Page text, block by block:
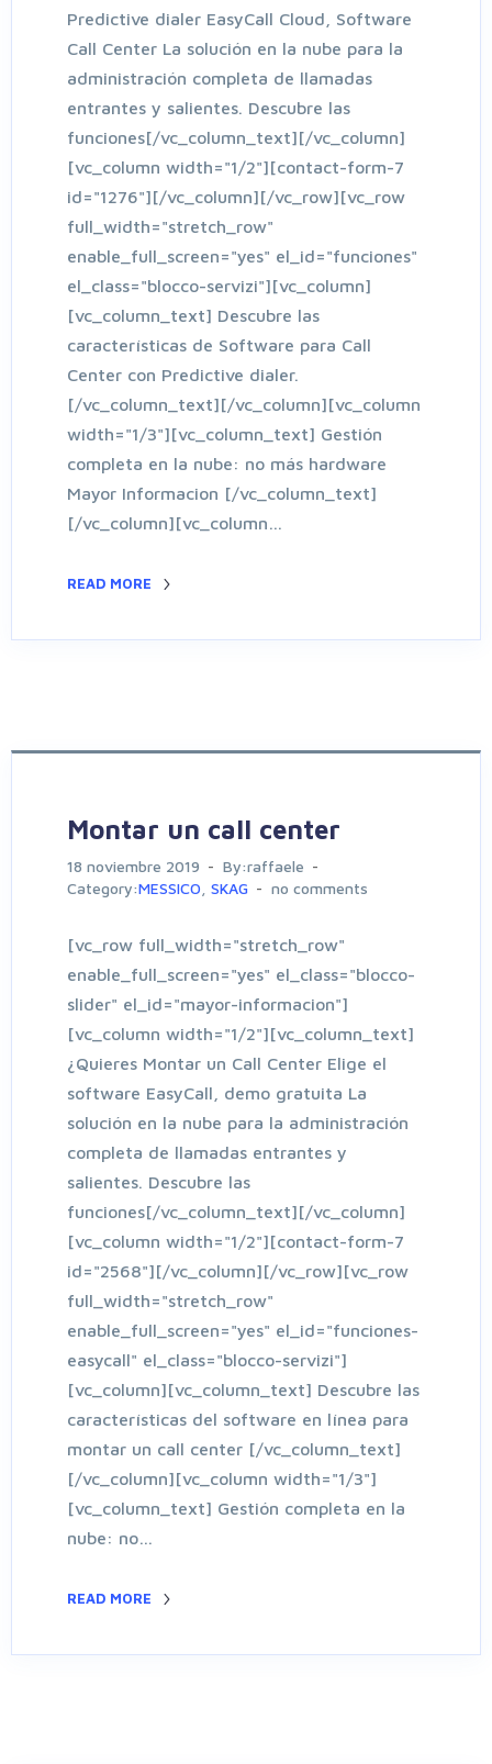
Predictive dialer EasyCall Cloud, Software
Call Center La solución en la nube para la
administración completa de llamadas
entrantes y salientes. Descubre las
funciones[/vc_column_text][/vc_column]
[vc_column width="1/2"][contact-form-7
id="1276"][/vc_column][/vc_row][vc_row
full_width="stretch_row"
enable_full_screen="yes" el_id="funciones"
el_class="blocco-servizi"][vc_column]
[vc_column_text] Descubre las
características de Software para Call
Center con Predictive dialer.
[/vc_column_text][/vc_column][vc_column
width="1/3"][vc_column_text] Gestión
completa en la nube: no más hardware
Mayor Informacion [/vc_column_text]
[/vc_column][vc_column…
READ MORE
Montar un call center
18 noviembre 2019
By:raffaele
Category:MESSICO SKAG no comments
[vc_row full_width="stretch_row"
enable_full_screen="yes" el_class="blocco-
slider" el_id="mayor-informacion"]
[vc_column width="1/2"][vc_column_text]
¿Quieres Montar un Call Center Elige el
software EasyCall, demo gratuita La
solución en la nube para la administración
completa de llamadas entrantes y
salientes. Descubre las
funciones[/vc_column_text][/vc_column]
[vc_column width="1/2"][contact-form-7
id="2568"][/vc_column][/vc_row][vc_row
full_width="stretch_row"
enable_full_screen="yes" el_id="funciones-
easycall" el_class="blocco-servizi"]
[vc_column][vc_column_text] Descubre las
características del software en línea para
montar un call center [/vc_column_text]
[/vc_column][vc_column width="1/3"]
[vc_column_text] Gestión completa en la
nube: no…
READ MORE